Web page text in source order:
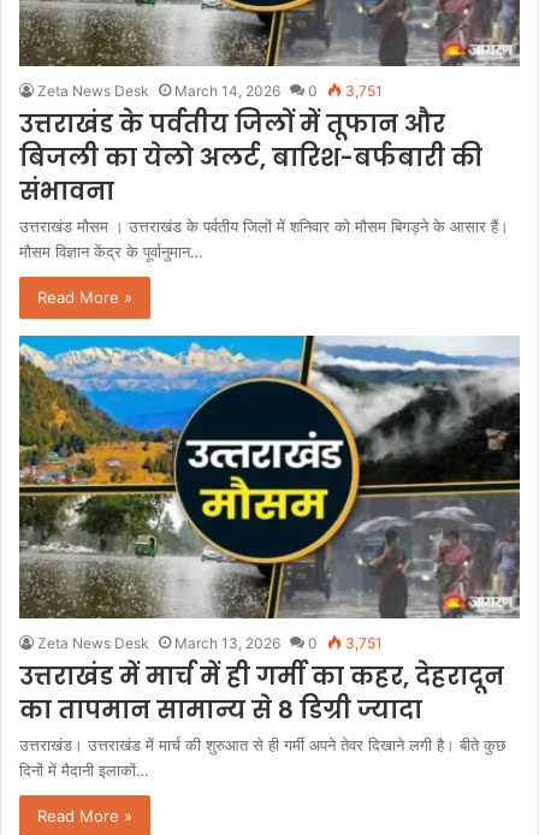
Zeta News Desk March 14, 2026 0 3,751
उत्तराखंड के पर्वतीय जिलों में तूफान और
बिजली का येलो अलर्ट, बारिश-बर्फबारी की
संभावना
उत्तराखंड मौसम । उत्तराखंड के पर्वतीय जिलों में शनिवार को मौसम बिगड़ने के आसार हैं।
मौसम विज्ञान केंद्र के पूर्वानुमान…
Read More »
Zeta News Desk March 13, 2026 0 3,751
उत्तराखंड में मार्च में ही गर्मी का कहर, देहरादून
का तापमान सामान्य से 8 डिग्री ज्यादा
उत्तराखंड। उत्तराखंड में मार्च की शुरुआत से ही गर्मी अपने तेवर दिखाने लगी है। बीते कुछ
दिनों में मैदानी इलाकों…
Read More »